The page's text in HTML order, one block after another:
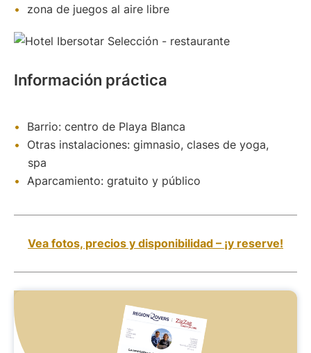
zona de juegos al aire libre
Información práctica
Barrio: centro de Playa Blanca
Otras instalaciones: gimnasio, clases de yoga,
spa
Aparcamiento: gratuito y público
Vea fotos, precios y disponibilidad – ¡y reserve!